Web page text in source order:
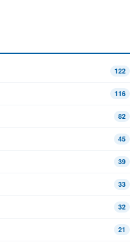
122
116
82
45
39
33
32
21